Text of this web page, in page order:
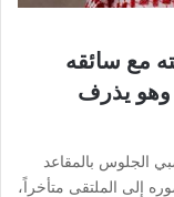
مع سائقه
وهو يذرف
الجلوس بالمقاعد
إلى الملتقى متأخراً،